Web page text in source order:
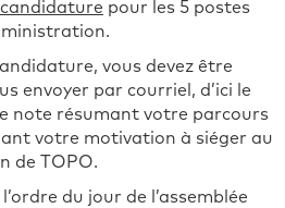
pour les 5 postes
vous devez être
envoyer par courriel, d’ici le
note résumant votre parcours
votre motivation à siéger au
de TOPO.
du jour de l’assemblée